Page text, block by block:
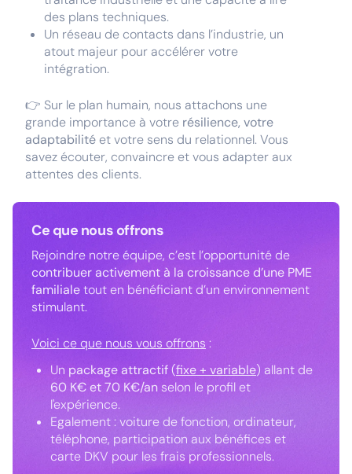
des plans techniques.
Un réseau de contacts dans l’industrie, un
atout majeur pour accélérer votre
intégration.
👉 Sur le plan humain, nous attachons une
grande importance à votre résilience, votre
adaptabilité et votre sens du relationnel. Vous
savez écouter, convaincre et vous adapter aux
attentes des clients.
Ce que nous offrons
Rejoindre notre équipe, c’est l’opportunité de
contribuer activement à la croissance d’une PME
familialetout en bénéficiant d’un environnement
stimulant.
Voici ce que nous vous offrons :
Un package attractif(fixe + variable) allant de
60 K€ et 70 K€/anselon le profil et
l'expérience.
Egalement : voiture de fonction, ordinateur,
téléphone, participation aux bénéfices et
carte DKV pour les frais professionnels.